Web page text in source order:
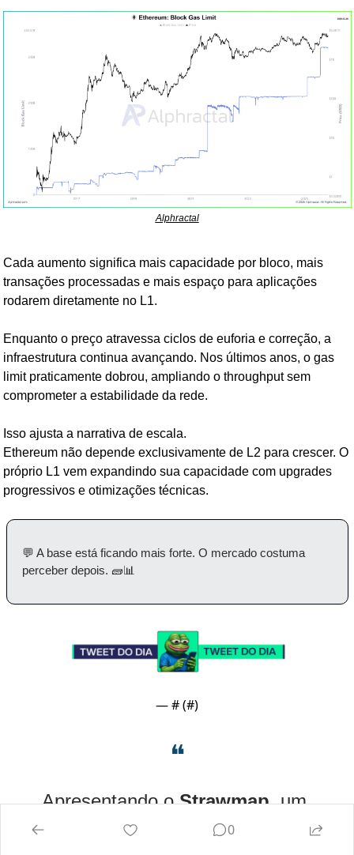
Alphractal
Cada aumento significa mais capacidade por bloco, mais
transações processadas e mais espaço para aplicações
rodarem diretamente no L1.
Enquanto o preço atravessa ciclos de euforia e correção, a
infraestrutura continua avançando. Nos últimos anos, o gas
limit praticamente dobrou, ampliando o throughput sem
comprometer a estabilidade da rede.
Isso ajusta a narrativa de escala.
Ethereum não depende exclusivamente de L2 para crescer. O
próprio L1 vem expandindo sua capacidade com upgrades
progressivos e otimizações técnicas.
💬 A base está ficando mais forte. O mercado costuma
perceber depois. 🧱📊
— # (#)
❝
Apresentando o Strawmap, um
roadmap preliminar (rascunho
0